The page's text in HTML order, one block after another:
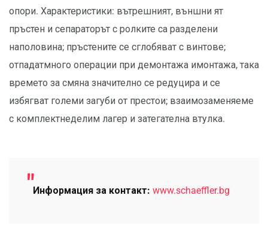
опори. Характеристики: вътрешният, външни ят
пръстен и сепараторът с ролките са разделени
наполовина; пръстените се сглобяват с винтове;
отпадатмного операции при демонтажа имонтажа, така
времето за смяна значително се редуцира и се
избягват големи загуби от престои; взаимозаменяеме
с комплектнеделим лагер и затегателна втулка.
Информация за контакт: www.schaeffler.bg